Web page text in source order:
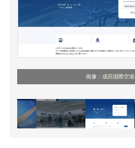
画像： 成田国際空港